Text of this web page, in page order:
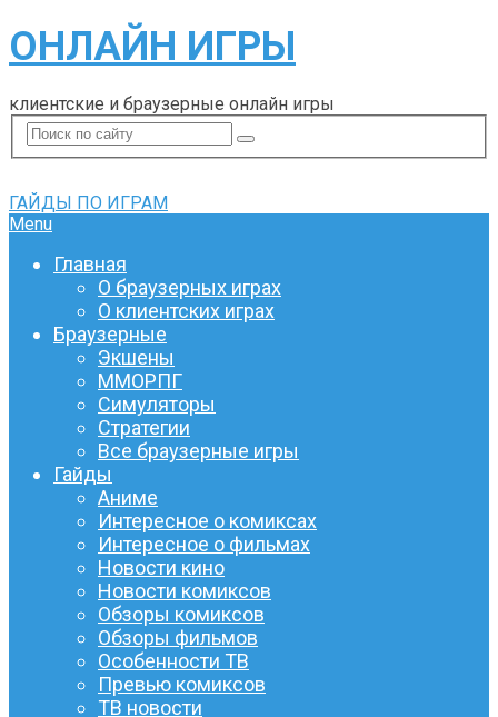
ОНЛАЙН ИГРЫ
клиентские и браузерные онлайн игры
ГАЙДЫ ПО ИГРАМ
Menu
Главная
О браузерных играх
О клиентских играх
Браузерные
Экшены
ММОРПГ
Симуляторы
Стратегии
Все браузерные игры
Гайды
Аниме
Интересное о комиксах
Интересное о фильмах
Новости кино
Новости комиксов
Обзоры комиксов
Обзоры фильмов
Особенности ТВ
Превью комиксов
ТВ новости